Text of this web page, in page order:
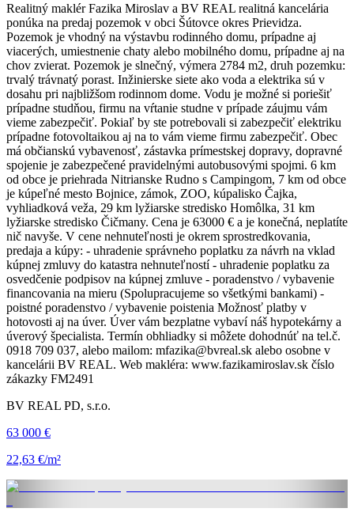
Realitný maklér Fazika Miroslav a BV REAL realitná kancelária
ponúka na predaj pozemok v obci Šútovce okres Prievidza.
Pozemok je vhodný na výstavbu rodinného domu, prípadne aj
viacerých, umiestnenie chaty alebo mobilného domu, prípadne aj na
chov zvierat. Pozemok je slnečný, výmera 2784 m2, druh pozemku:
trvalý trávnatý porast. Inžinierske siete ako voda a elektrika sú v
dosahu pri najbližšom rodinnom dome. Vodu je možné si poriešiť
prípadne studňou, firmu na vŕtanie studne v prípade záujmu vám
vieme zabezpečiť. Pokiaľ by ste potrebovali si zabezpečiť elektriku
prípadne fotovoltaikou aj na to vám vieme firmu zabezpečiť. Obec
má občianskú vybavenosť, zástavka prímestskej dopravy, dopravné
spojenie je zabezpečené pravidelnými autobusovými spojmi. 6 km
od obce je priehrada Nitrianske Rudno s Campingom, 7 km od obce
je kúpeľné mesto Bojnice, zámok, ZOO, kúpalisko Čajka,
vyhliadková veža, 29 km lyžiarske stredisko Homôlka, 31 km
lyžiarske stredisko Čičmany. Cena je 63000 € a je konečná, neplatíte
nič navyše. V cene nehnuteľnosti je okrem sprostredkovania,
predaja a kúpy: - uhradenie správneho poplatku za návrh na vklad
kúpnej zmluvy do katastra nehnuteľností - uhradenie poplatku za
osvedčenie podpisov na kúpnej zmluve - poradenstvo / vybavenie
financovania na mieru (Spolupracujeme so všetkými bankami) -
poistné poradenstvo / vybavenie poistenia Možnosť platby v
hotovosti aj na úver. Úver vám bezplatne vybaví náš hypotekárny a
úverový špecialista. Termín obhliadky si môžete dohodnúť na tel.č.
0918 709 037, alebo mailom: mfazika@bvreal.sk alebo osobne v
kancelárii BV REAL. Web makléra: www.fazikamiroslav.sk číslo
zákazky FM2491
BV REAL PD, s.r.o.
63 000 €
22,63 €/m²